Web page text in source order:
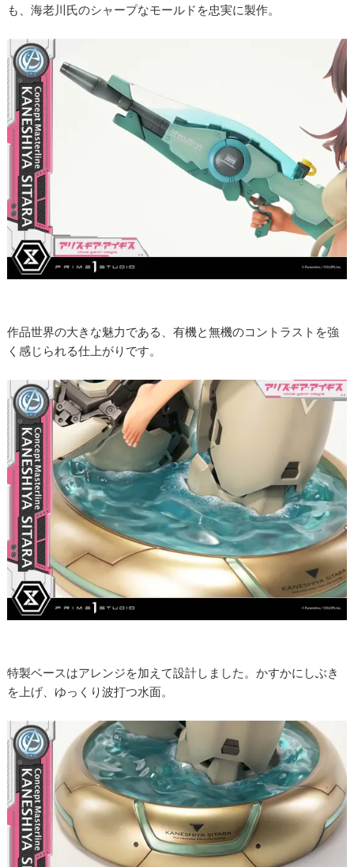
も、海老川氏のシャープなモールドを忠実に製作。
作品世界の大きな魅力である、有機と無機のコントラストを強
く感じられる仕上がりです。
特製ベースはアレンジを加えて設計しました。かすかにしぶき
を上げ、ゆっくり波打つ水面。